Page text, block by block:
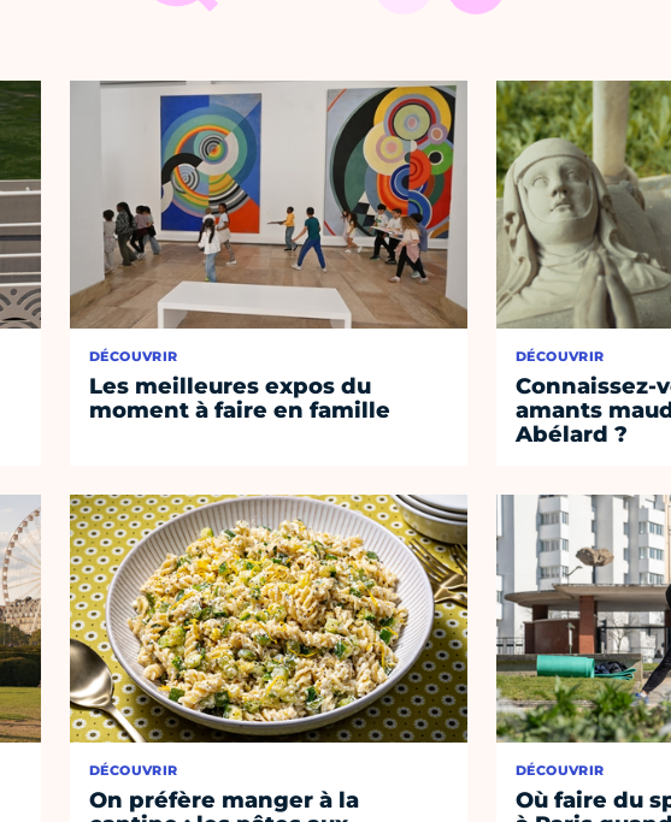
DÉCOUVRIR
Les meilleures expos du
moment à faire en famille
DÉCOUVRIR
On préfère manger à la
DÉCOUVRIR
Connaissez-
amants
Abélard ?
DÉCOUVRIR
Où faire du